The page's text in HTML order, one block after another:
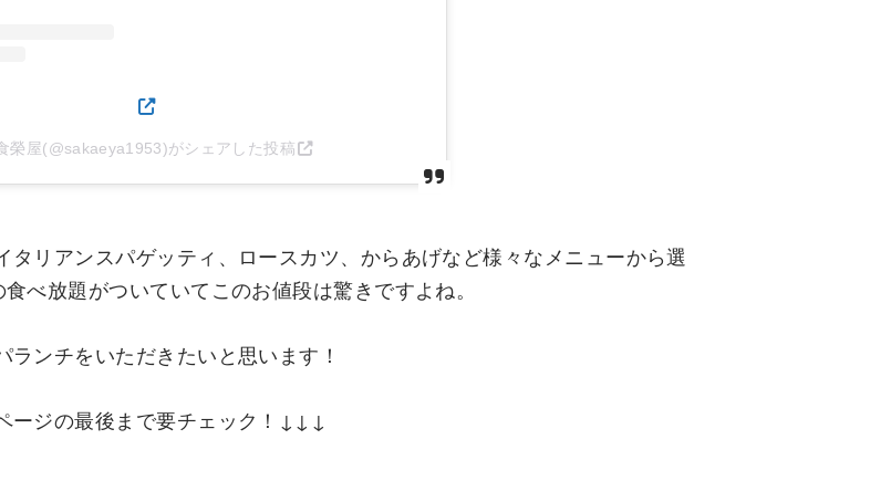
榮屋(@sakaeya1953)がシェアした投稿
リアンスパゲッティ、ロースカツ、からあげなど様々なメニューから選
べ放題がついていてこのお値段は驚きですよね。
ンチをいただきたいと思います！
ージの最後まで要チェック！↓↓↓